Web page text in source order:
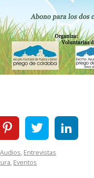
Audios, Entrevistas
, Eventos